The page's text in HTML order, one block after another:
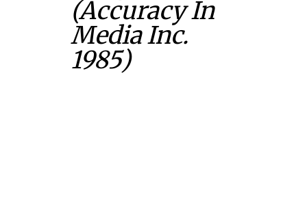
(Accuracy In
Media Inc.
1985)